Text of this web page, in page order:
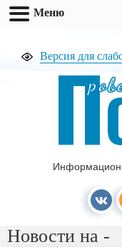
Версия для
П
Новости на -
Меню